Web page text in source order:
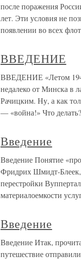
после поражения
лет. Эти условия не
появлении во всех
ВВЕДЕНИЕ
ВВЕДЕНИЕ «Летом
недалеко от Минска в
Рачицким. Ну, а как
— «война!» Что делать?
Введение
Введение Понятие
Фридрих Шмидт-Блеек,
перестройки
материалоемкости
Введение
Введение Итак,
путешествие